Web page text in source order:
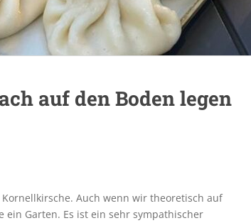
auf den Boden legen
Auch wenn wir theoretisch auf
ein Garten. Es ist ein sehr sympathischer